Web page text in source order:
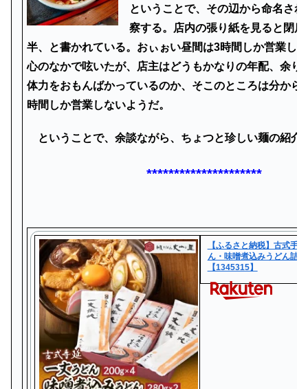
ということで、その辺から命名さ
察する。店内の張り紙を見ると閉
半、と書かれている。おぃぉい昼間は3時間しか営業し
心のなかで呟いたが、店主はどうもかなりの年配、余り
体力をおもんばかっているのか、そこのところは分から
時間しか営業しないようだ。
ということで、余談ながら、ちょつと珍しい麺の紹介
*********************
【ふるさと納税】古式手
ん・味噌煮込みうどん詰合
【1345315】